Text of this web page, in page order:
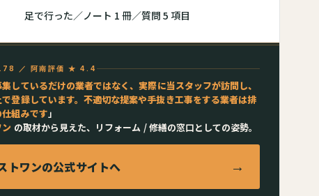
足で行った／ノート 1 冊／質問 5 項目
／ 阿南評価 ★ 4.4
しているだけの業者ではなく、実際に当スタッフが訪問し、
登録しています。不適切な提案や手抜き工事をする業者は排
組みです」
ン の取材から見えた、リフォーム / 修繕の窓口としての姿勢。
トワンの公式サイトへ →